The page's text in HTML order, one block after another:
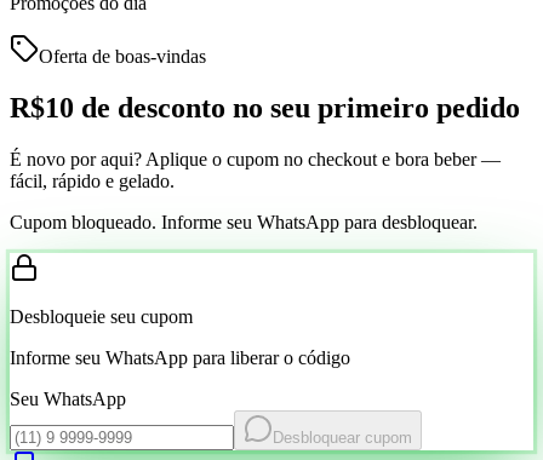
Oferta de boas-vindas
R$10 de desconto no seu primeiro pedido
É novo por aqui? Aplique o cupom no checkout e bora beber —
fácil, rápido e gelado.
Cupom bloqueado. Informe seu WhatsApp para desbloquear.
Desbloqueie seu cupom
Informe seu WhatsApp para liberar o código
Seu WhatsApp
Desbloquear cupom